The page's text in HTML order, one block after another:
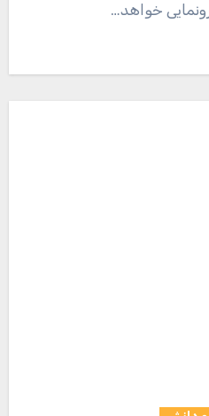
رونمایی خواهد…